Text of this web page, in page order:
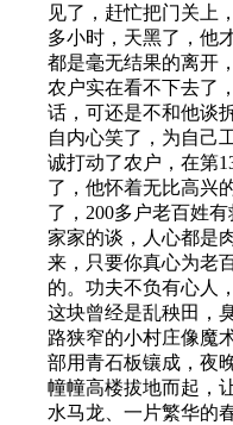
见了，赶忙把门关上
多小时，天黑了，他
都是毫无结果的离开
农户实在看不下去了
话，可还是不和他谈
自内心笑了，为自己
诚打动了农户，在第
了，他怀着无比高兴
了，200多户老百姓
家家的谈，人心都是
来，只要你真心为老
的。功夫不负有心人
这块曾经是乱秧田，
路狭窄的小村庄像魔
部用青石板镶成，夜
幢幢高楼拔地而起，
水马龙、一片繁华的